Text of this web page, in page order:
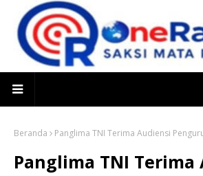
Beranda Panglima TNI Terima Audiensi
Panglima TNI Terima